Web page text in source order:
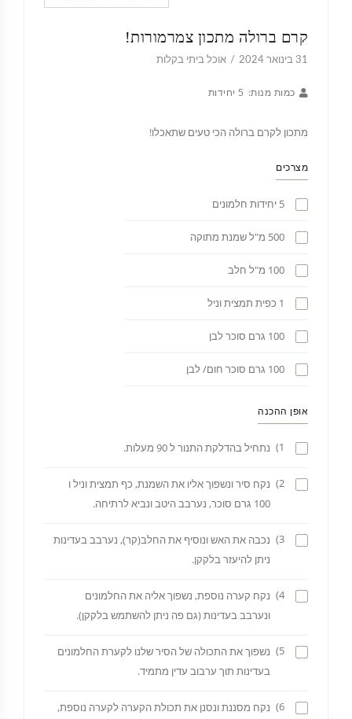
קרם ברולה מתכון צמרמורות!
31 בינואר 2024 אוכל ביתי בקלות
כמות מנות: 5 יחידות
מתכון לקרם ברולה הכי טעים שתאכלו!
מצרכים
5 יחידות חלמונים
500 מ"ל שמנת מתוקה
100 מ"ל חלב
1 כפית תמצית וניל
100 גרם סוכר לבן
100 גרם סוכר חום/ לבן
אופן ההכנה
1) נתחיל בהדלקת התנור ל 90 מעלות.
2)
נקח סיר ונשפוך אליו את השמנת, כף תמצית וניל ו
100 גרם סוכר, נערבב היטב ונביא לרתיחה.
3)
נכבה את האש ונוסיף את החלב(קר), נערבב בעדינות
ניתן להיעזר בלקקן.
4)
נקח קערה נוספת, נשפוך אליה את החלמונים
ונערבב בעדינות (גם פה ניתן להשתמש בלקקן).
5)
נשפוך את התכולה של הסיר שלנו לקערת החלמונים
בעדינות תוך ערבוב עדין מתמיד.
6) נקח מסננת ונסנן את תכולת הקערה לקערה נוספת,